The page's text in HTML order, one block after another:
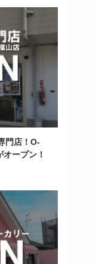
門店！O-
ープン！